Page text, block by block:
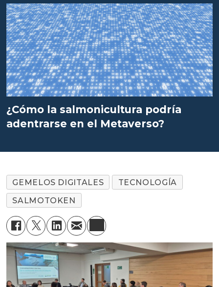
¿Cómo la salmonicultura podría
adentrarse en el Metaverso?
GEMELOS DIGITALES
TECNOLOGÍA
SALMOTOKEN